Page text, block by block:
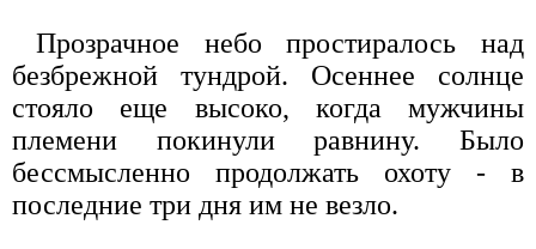
Прозрачное небо простиралось над
безбрежной тундрой. Осеннее солнце
стояло еще высоко, когда мужчины
племени покинули равнину. Было
бессмысленно продолжать охоту - в
последние три дня им не везло.